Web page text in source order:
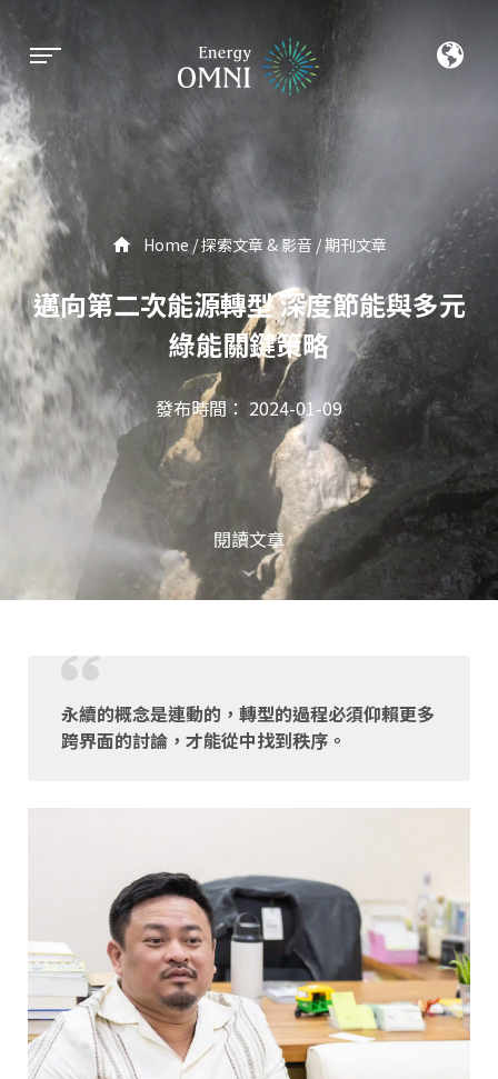
Home 探索文章 & 影音 期刊文章
邁向第二次能源轉型 深度節能與多元
綠能關鍵策略
發布時間： 2024-01-09
閱讀文章
永續的概念是連動的，轉型的過程必須仰賴更多
跨界面的討論，才能從中找到秩序。